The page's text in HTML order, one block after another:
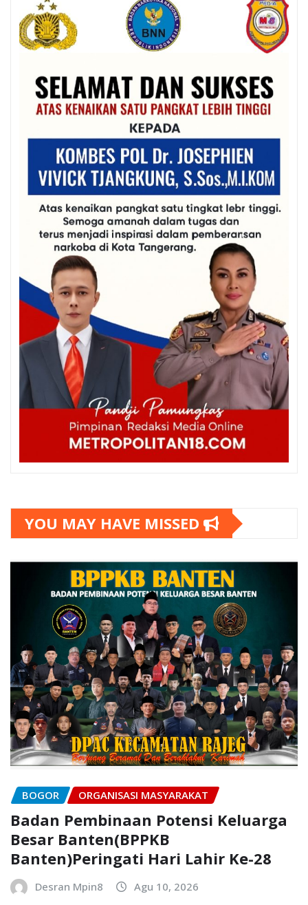
YOU MAY HAVE MISSED
BOGOR ORGANISASI MASYARAKAT
Badan Pembinaan Potensi Keluarga
Besar Banten(BPPKB
Banten)Peringati Hari Lahir Ke-28
Desran Mpin8 Agu 10, 2026